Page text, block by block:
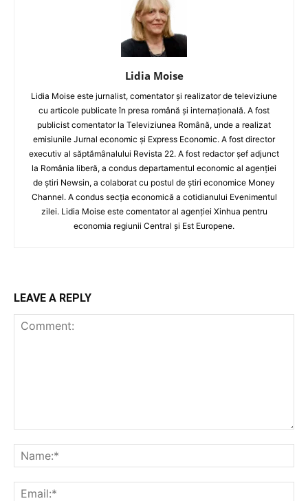
Lidia Moise
Lidia Moise este jurnalist, comentator și realizator de televiziune
cu articole publicate în presa română și internațională. A fost
publicist comentator la Televiziunea Română, unde a realizat
emisiunile Jurnal economic și Express Economic. A fost director
executiv al săptămânalului Revista 22. A fost redactor șef adjunct
la România liberă, a condus departamentul economic al agenției
de știri Newsin, a colaborat cu postul de știri economice Money
Channel. A condus secția economică a cotidianului Evenimentul
zilei. Lidia Moise este comentator al agenției Xinhua pentru
economia regiunii Central și Est Europene.
LEAVE A REPLY